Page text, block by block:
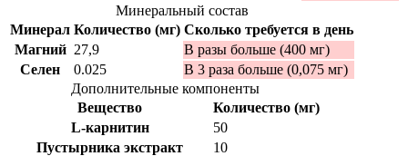
Минеральный состав
Минерал Количество (мг) Сколько требуется в день
Магний 27,9
В разы больше (400 мг)
Селен
0.025
В 3 раза больше (0,075 мг)
Дополнительные компоненты
Вещество
Количество (мг)
L-карнитин
50
Пустырника экстракт
10